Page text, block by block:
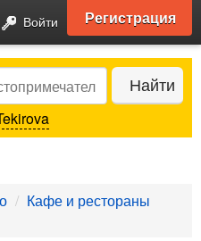
Войти Регистрация
Найти
Кафе и рестораны